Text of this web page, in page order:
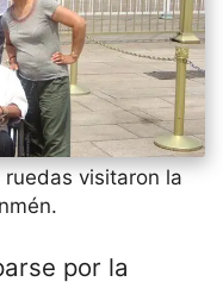
visitaron la
por la